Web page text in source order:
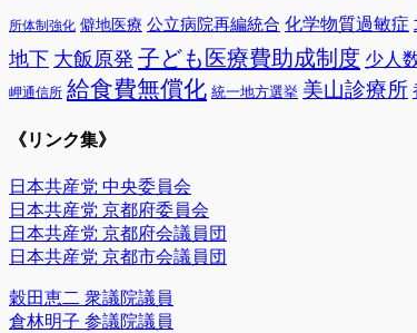
所体制強化 僻地医療 公立病院再編統合 化学物質過敏症
地下 大飯原発 子ども医療費助成制度 少人
岬通信所 給食費無償化 統一地方選挙 美山診療所
《リンク集》
日本共産党 中央委員会
日本共産党 京都府委員会
日本共産党 京都府会議員団
日本共産党 京都市会議員団
穀田恵二 衆議院議員
倉林明子 参議院議員